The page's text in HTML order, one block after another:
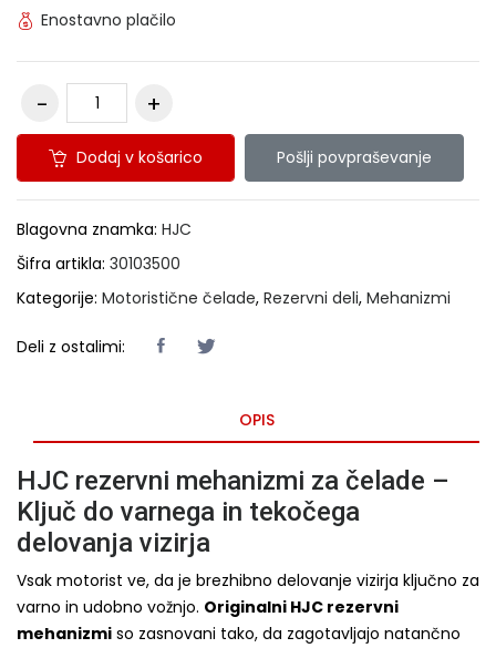
Enostavno plačilo
Dodaj v košarico Pošlji povpraševanje
Blagovna znamka: HJC
Šifra artikla: 30103500
Kategorije: Motoristične čelade, Rezervni deli, Mehanizmi
Deli z ostalimi:
OPIS
HJC rezervni mehanizmi za čelade –
Ključ do varnega in tekočega
delovanja vizirja
Vsak motorist ve, da je brezhibno delovanje vizirja ključno za
varno in udobno vožnjo. Originalni HJC rezervni
mehanizmi so zasnovani tako, da zagotavljajo natančno